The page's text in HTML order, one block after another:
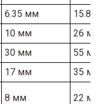
6.35 мм
15.87
10 мм
26 мм
30 мм
55 мм
17 мм 35 мм
8 мм 22 мм